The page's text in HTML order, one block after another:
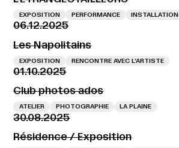
EXPOSITION PERFORMANCE INSTALLATION
06.12.2025
Les Napolitains
EXPOSITION RENCONTRE AVEC L’ARTISTE
01.10.2025
Club photos ados
ATELIER PHOTOGRAPHIE LA PLAINE
30.08.2025
Résidence / Exposition